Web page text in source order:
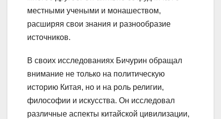
местными учеными и монашеством,
расширяя свои знания и разнообразие
источников.
В своих исследованиях Бичурин обращал
внимание не только на политическую
историю Китая, но и на роль религии,
философии и искусства. Он исследовал
различные аспекты китайской цивилизации,